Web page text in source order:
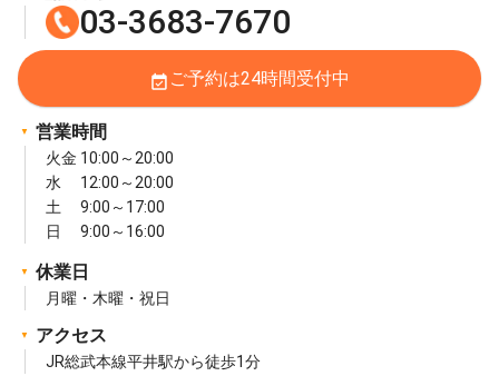
03-3683-7670
event_available ご予約は24時間受付中
営業時間
火金 10:00～20:00
水 12:00～20:00
土 9:00～17:00
日 9:00～16:00
休業日
月曜・木曜・祝日
アクセス
JR総武本線平井駅から徒歩1分